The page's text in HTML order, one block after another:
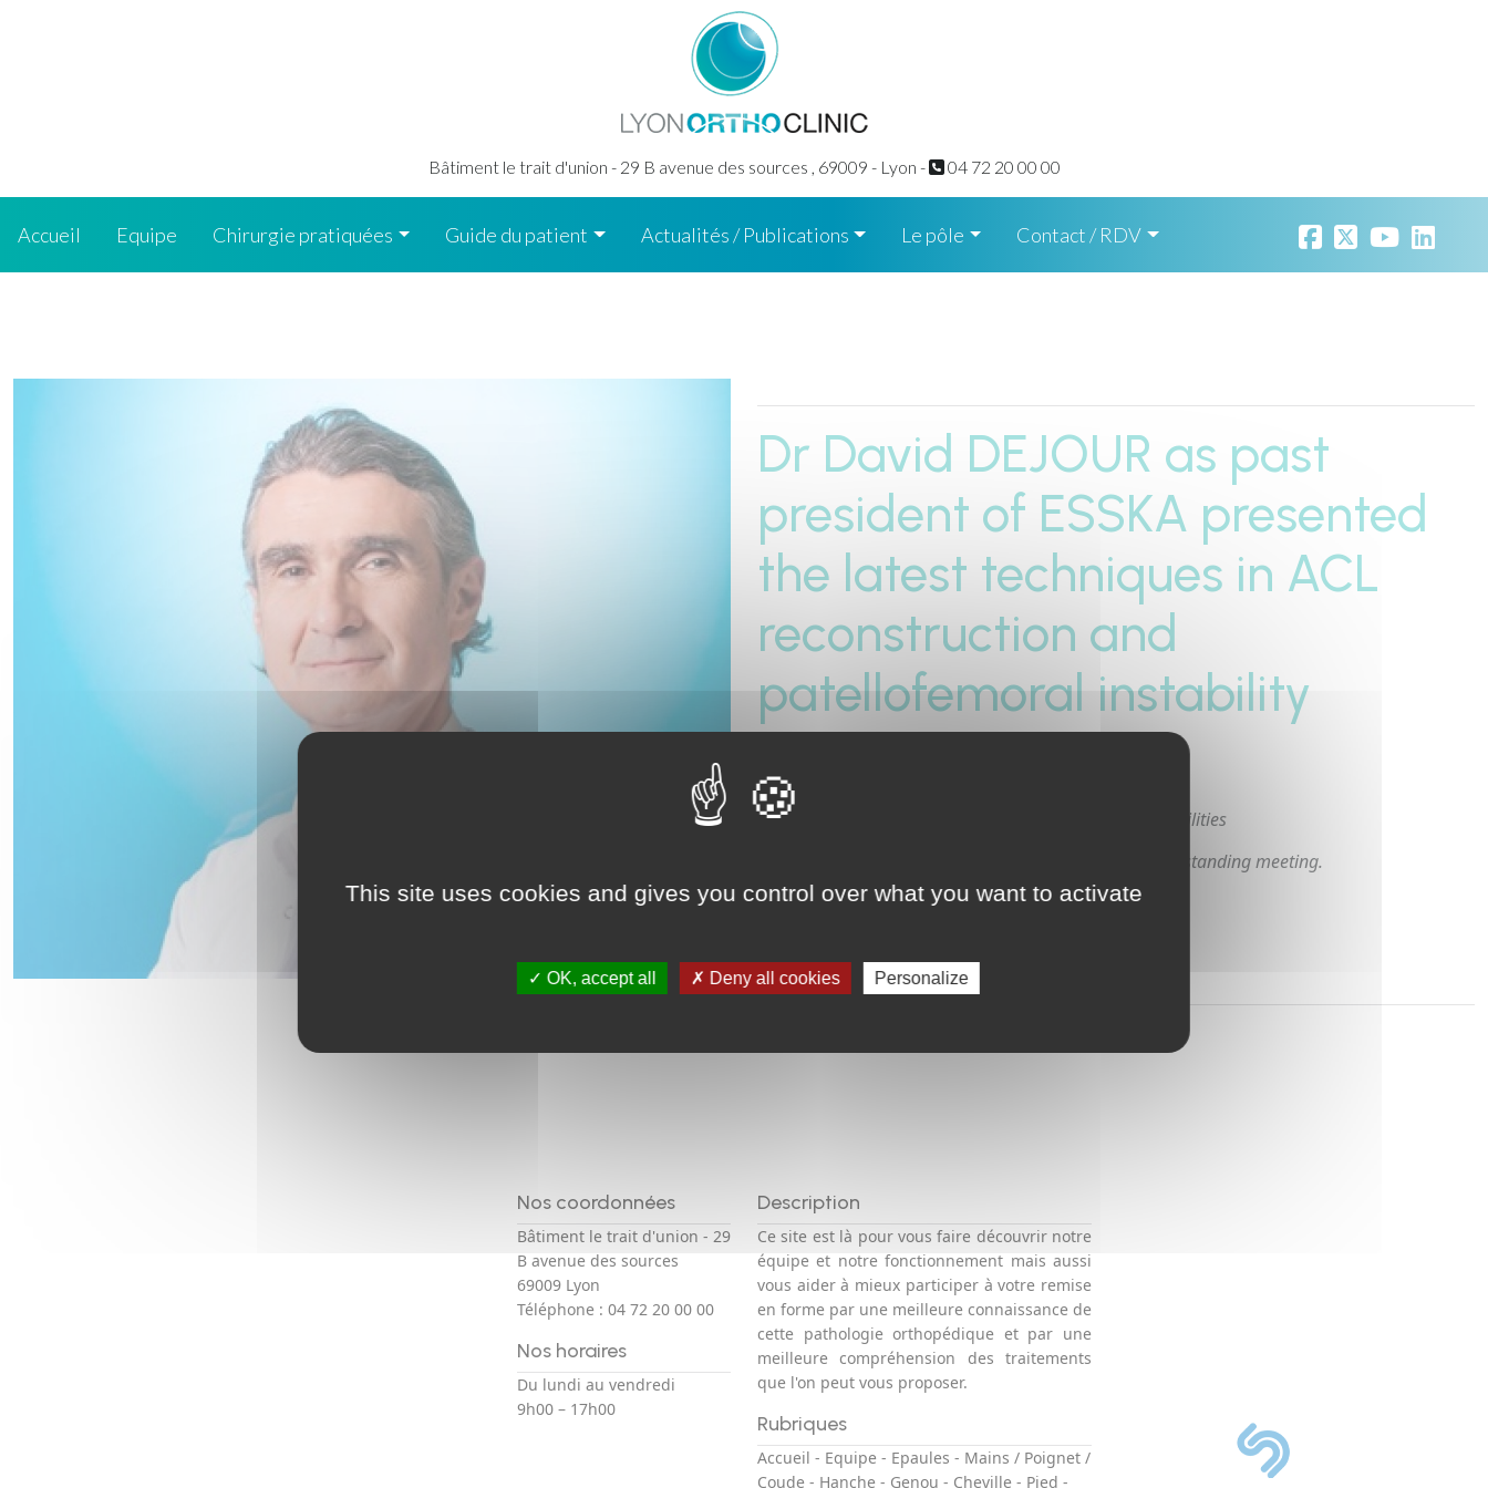
Bâtiment le trait d'union - 29 B avenue des sources , 69009 - Lyon - 04 72 20 00 00
Accueil Equipe Chirurgie pratiquées Guide du patient Actualités / Publications Le pôle Contact / RDV
Dr David DEJOUR as past
president of ESSKA presented
the latest techniques in ACL
reconstruction and
patellofemoral instability
Tibial Deflexion osteotomies in failed ACL
Trochleoplaties in high grade patellofemoral instabilities
Very successful session with ESSKA and SLARD in an outstanding meeting.
Nos coordonnées
Bâtiment le trait d'union - 29
B avenue des sources
69009 Lyon
Téléphone : 04 72 20 00 00
Nos horaires
Du lundi au vendredi
9h00 – 17h00
Description
Ce site est là pour vous faire découvrir notre
équipe et notre fonctionnement mais aussi
vous aider à mieux participer à votre remise
en forme par une meilleure connaissance de
cette pathologie orthopédique et par une
meilleure compréhension des traitements
que l'on peut vous proposer.
Rubriques
Accueil - Equipe - Epaules - Mains / Poignet /
Coude - Hanche - Genou - Cheville - Pied -
This site uses cookies and gives you control over what you want to activate
OK, accept all Deny all cookies Personalize